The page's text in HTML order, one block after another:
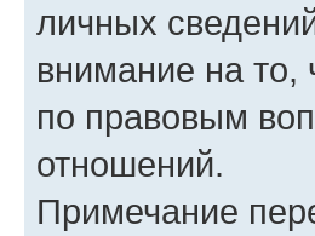
личных
внимание на то,
по правовым
отношений.
Примечание